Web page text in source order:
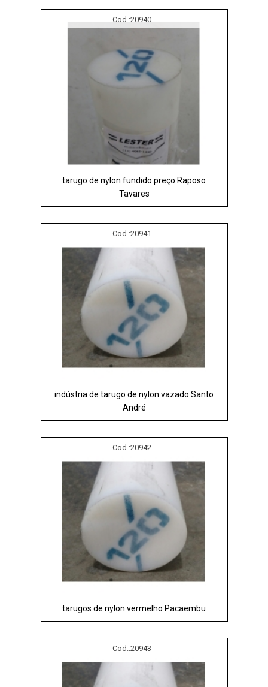
Cod.:20940
tarugo de nylon fundido preço Raposo
Tavares
Cod.:20941
indústria de tarugo de nylon vazado Santo
André
Cod.:20942
tarugos de nylon vermelho Pacaembu
Cod.:20943